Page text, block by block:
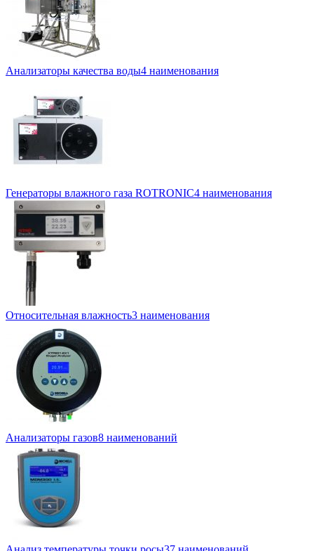
Анализаторы качества воды4 наименования
Генераторы влажного газа ROTRONIC4 наименования
Относительная влажность3 наименования
Анализаторы газов8 наименований